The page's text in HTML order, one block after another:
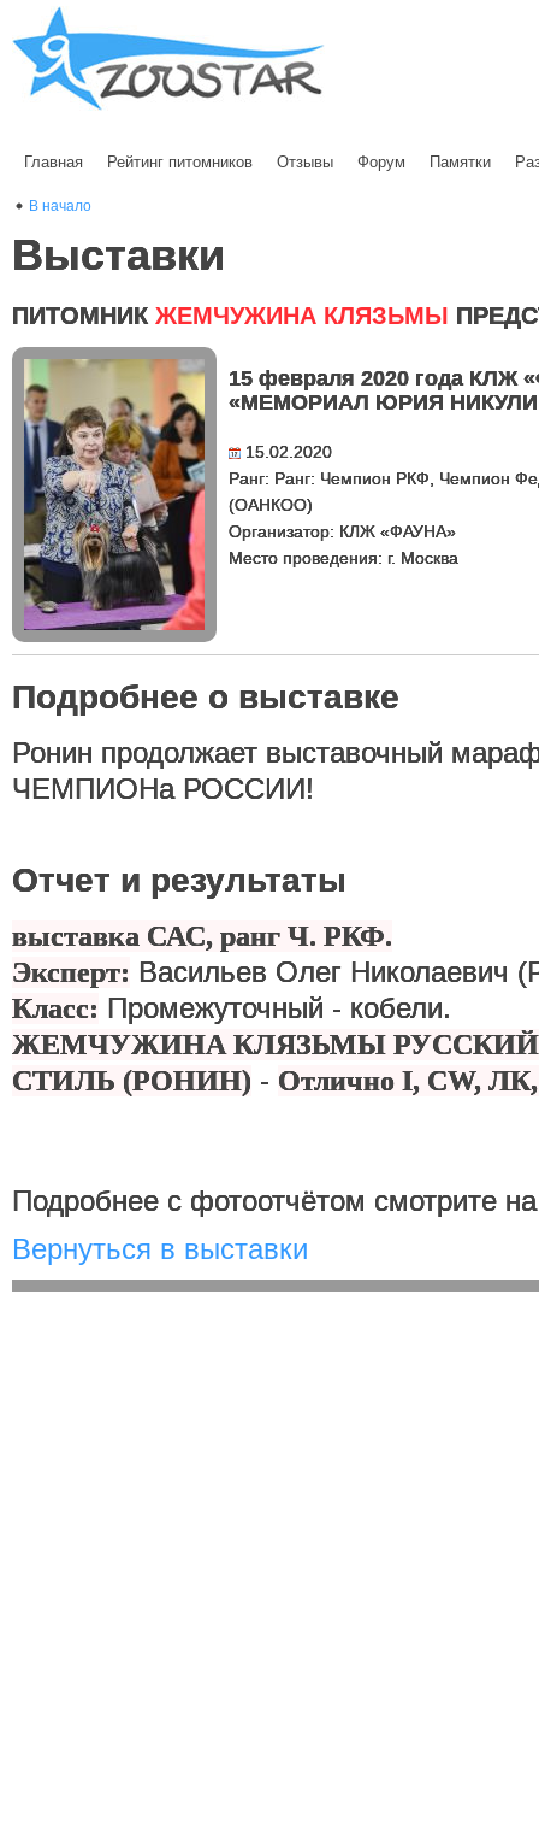
Главная Рейтинг питомников Отзывы Форум Памятки
В начало
Выставки
ПИТОМНИК ЖЕМЧУЖИНА КЛЯЗЬМЫ
15 февраля 2020 года КЛЖ
«МЕМОРИАЛ ЮРИЯ
15.02.2020
Ранг: Ранг: Чемпион РКФ, Чемпион
(ОАНКОО)
Организатор: КЛЖ «ФАУНА»
Место проведения: г. Москва
Подробнее о выставке
Ронин продолжает выставочный
ЧЕМПИОНа РОССИИ!
Отчет и результаты
выставка САС, ранг Ч. РКФ.
Эксперт: Васильев Олег Николаевич
Класс: Промежуточный - кобели.
ЖЕМЧУЖИНА КЛЯЗЬМЫ РУССКИЙ
СТИЛЬ (РОНИН) - Отлично I, CW,
Подробнее с фотоотчётом смотрите
Вернуться в выставки